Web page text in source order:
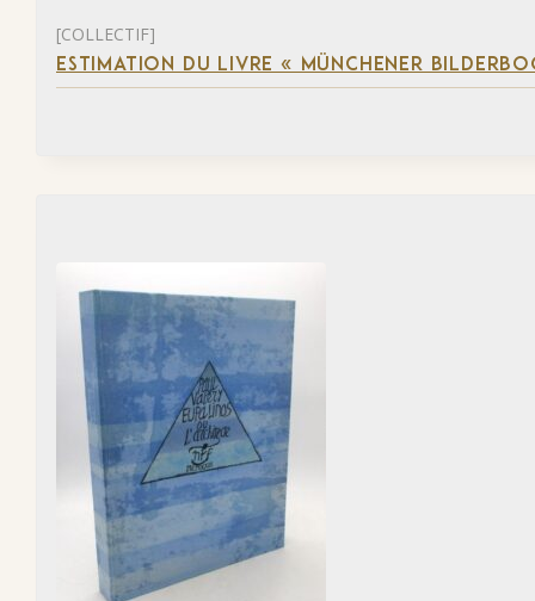
[COLLECTIF]
ESTIMATION DU LIVRE « MÜNCHENER